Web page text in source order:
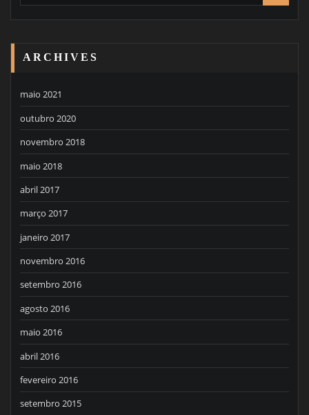
ARCHIVES
maio 2021
outubro 2020
novembro 2018
maio 2018
abril 2017
março 2017
janeiro 2017
novembro 2016
setembro 2016
agosto 2016
maio 2016
abril 2016
fevereiro 2016
setembro 2015